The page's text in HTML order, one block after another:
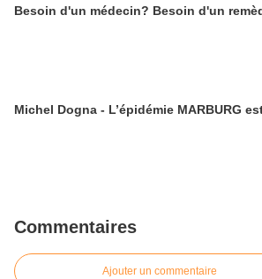
Besoin d'un médecin? Besoin d'un
Michel Dogna - L’épidémie MARBURG
Commentaires
Ajouter un commentaire